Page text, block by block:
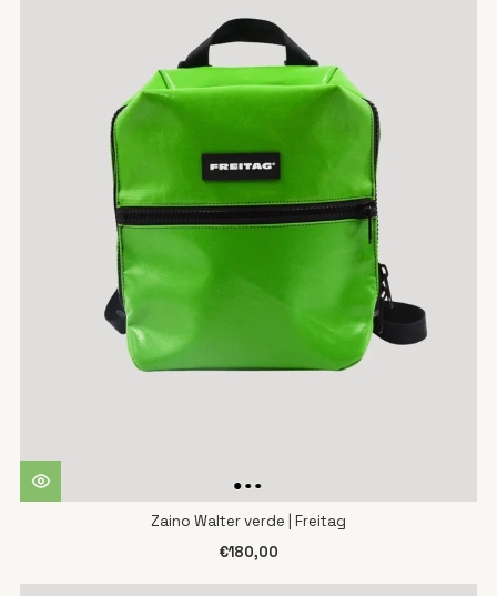
Zaino Walter verde | Freitag
€180,00